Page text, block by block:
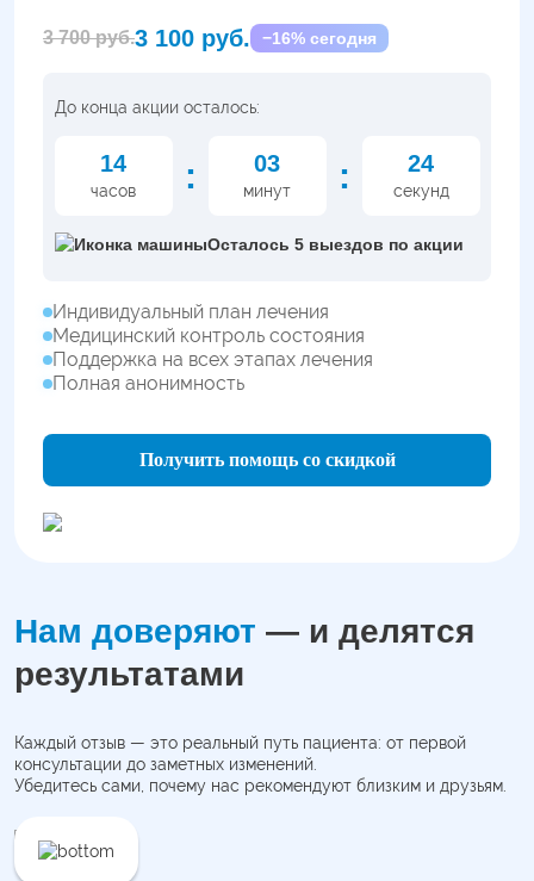
3 700 руб.3 100 руб. −16% сегодня
До конца акции осталось:
14
часов : 03
минут : 23
секунд
Осталось 5 выездов по акции
Индивидуальный план лечения
Медицинский контроль состояния
Поддержка на всех этапах лечения
Полная анонимность
Получить помощь со скидкой
Нам доверяют — и делятся
результатами
Каждый отзыв — это реальный путь пациента: от первой
консультации до заметных изменений.
Убедитесь сами, почему нас рекомендуют близким и друзьям.